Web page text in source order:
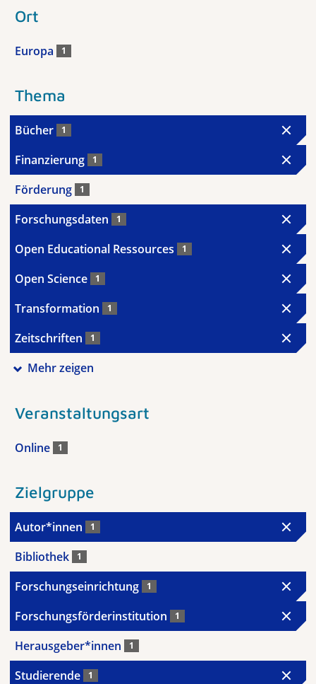
Ort
Europa 1
Thema
Bücher 1
Finanzierung 1
Förderung 1
Forschungsdaten 1
Open Educational Ressources 1
Open Science 1
Transformation 1
Zeitschriften 1
Mehr zeigen
Veranstaltungsart
Online 1
Zielgruppe
Autor*innen 1
Bibliothek 1
Forschungseinrichtung 1
Forschungsförderinstitution 1
Herausgeber*innen 1
Studierende 1